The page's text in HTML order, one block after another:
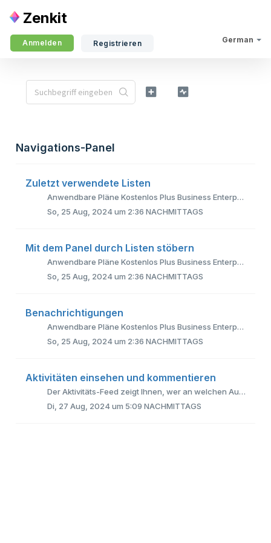
Zenkit
German
Anmelden Registrieren
Navigations-Panel
Zuletzt verwendete Listen
Anwendbare Pläne Kostenlos Plus Business Enterprise Die Funktion „Kürzlich verwendet“ und der Startbildschirm in Zenkit sollen Ihnen helfen, s...
So, 25 Aug, 2024 um 2:36 NACHMITTAGS
Mit dem Panel durch Listen stöbern
Anwendbare Pläne Kostenlos Plus Business Enterprise Manchmal muss man den ganzen Tag über zwischen vielen verschiedenen Listen wechseln. Es kann ...
So, 25 Aug, 2024 um 2:36 NACHMITTAGS
Benachrichtigungen
Anwendbare Pläne Kostenlos Plus Business Enterprise Sie erhalten Benachrichtigungen, wenn Sie als Mitglied zu einem Item, einer Liste oder einem ...
So, 25 Aug, 2024 um 2:36 NACHMITTAGS
Aktivitäten einsehen und kommentieren
Der Aktivitäts-Feed zeigt Ihnen, wer an welchen Aufgaben oder Feldern Änderungen vorgenommen hat, welche Änderungen das sind und wann sie vorgenommen wurden...
Di, 27 Aug, 2024 um 5:09 NACHMITTAGS